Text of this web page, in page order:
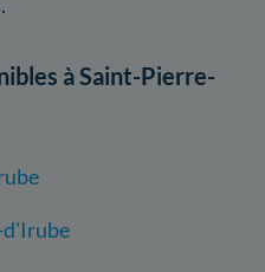
à Saint-Pierre-
d'Irube